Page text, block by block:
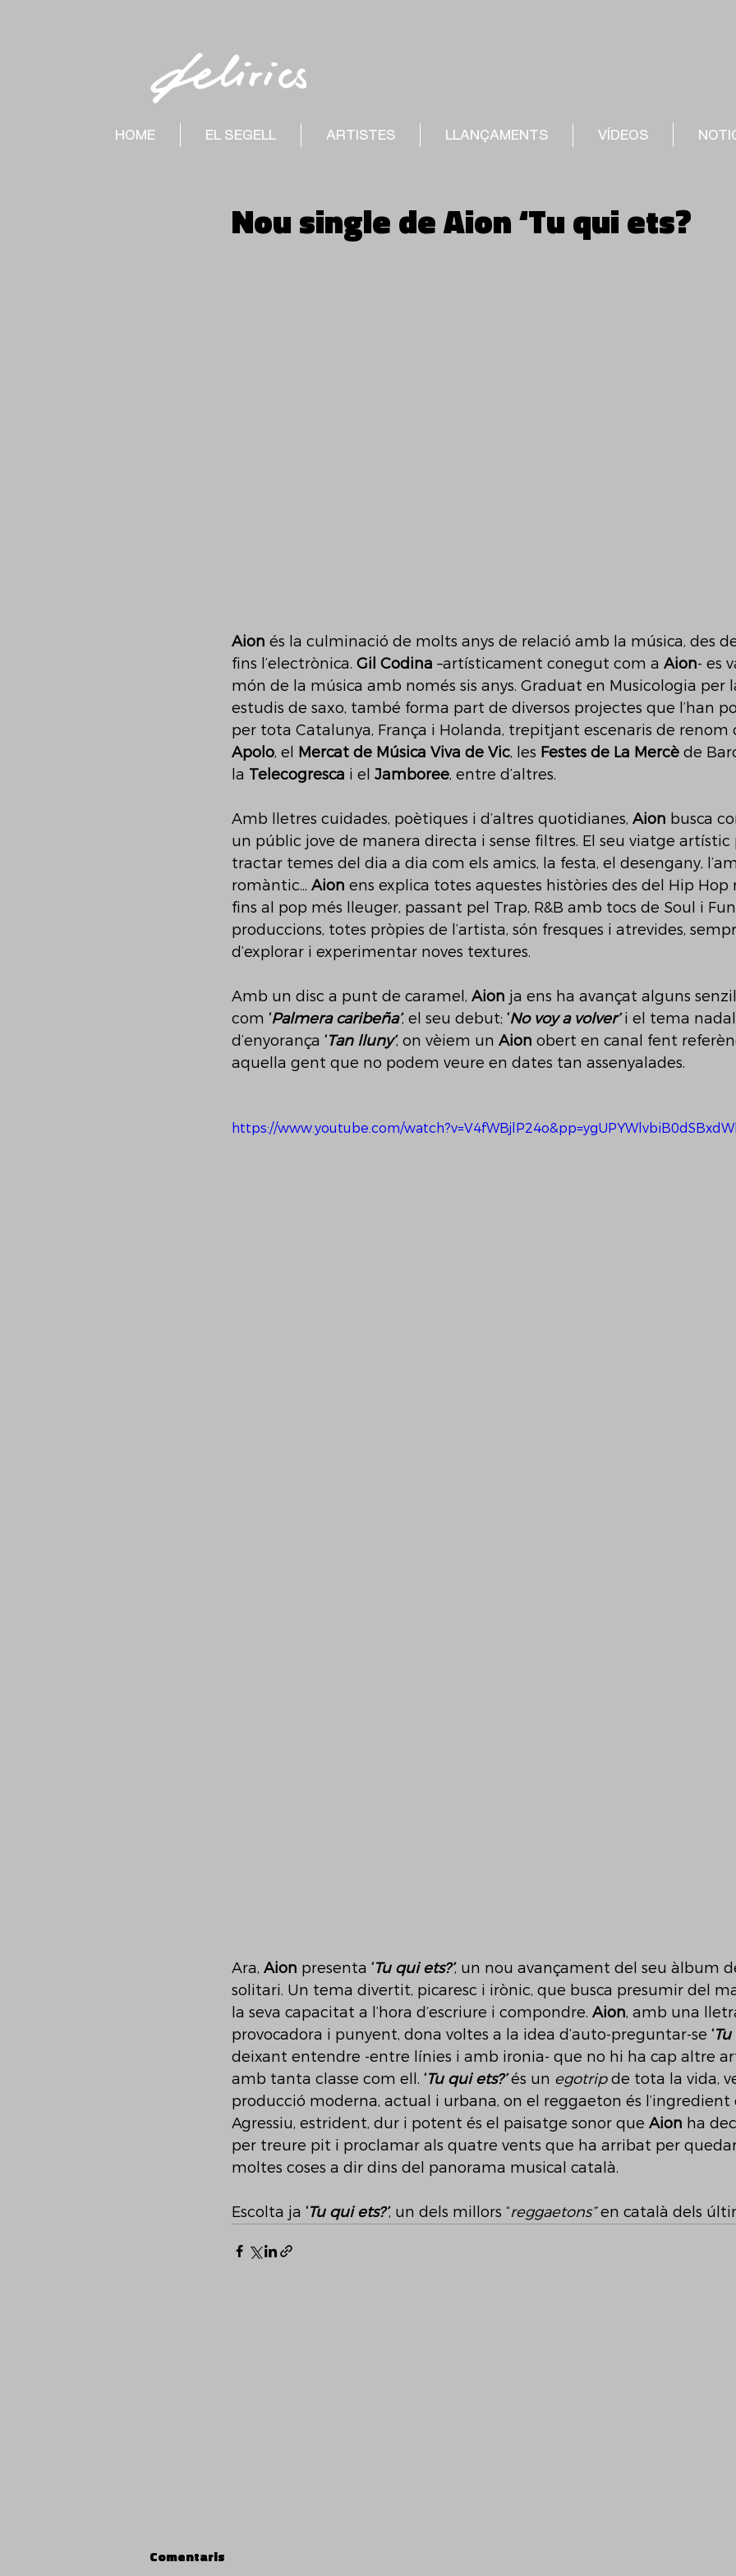
HOME EL SEGELL ARTISTES LLANÇAMENTS VÍDEOS
Nou single de Aion ‘Tu qui ets?
Aion és la culminació de molts anys de relació amb la música, des
fins l’electrònica. Gil Codina –artísticament conegut com a Aion- es
món de la música amb només sis anys. Graduat en Musicologia per
estudis de saxo, també forma part de diversos projectes que l’han
per tota Catalunya, França i Holanda, trepitjant escenaris de renom
Apolo, el Mercat de Música Viva de Vic, les Festes de La Mercè de
la Telecogresca i el Jamboree, entre d’altres.
Amb lletres cuidades, poètiques i d’altres quotidianes, Aion busca
un públic jove de manera directa i sense filtres. El seu viatge artístic
tractar temes del dia a dia com els amics, la festa, el desengany,
romàntic... Aion ens explica totes aquestes històries des del Hip Hop
fins al pop més lleuger, passant pel Trap, R&B amb tocs de Soul i
produccions, totes pròpies de l’artista, són fresques i atrevides,
d’explorar i experimentar noves textures.
Amb un disc a punt de caramel, Aion ja ens ha avançat alguns
com ‘Palmera caribeña’, el seu debut; ‘No voy a volver’ i el tema
d’enyorança ‘Tan lluny’, on vèiem un Aion obert en canal fent
aquella gent que no podem veure en dates tan assenyalades.
https://www.youtube.com/
Ara, Aion presenta ‘Tu qui ets?’, un nou avançament del seu àlbum
solitari. Un tema divertit, picaresc i irònic, que busca presumir del
la seva capacitat a l’hora d’escriure i compondre. Aion, amb una
provocadora i punyent, dona voltes a la idea d’auto-preguntar-se ‘
deixant entendre -entre línies i amb ironia- que no hi ha cap altre
amb tanta classe com ell. ‘Tu qui ets?’ és un egotrip de tota la vida,
producció moderna, actual i urbana, on el reggaeton és l’ingredient
Agressiu, estrident, dur i potent és el paisatge sonor que Aion ha
per treure pit i proclamar als quatre vents que ha arribat per
moltes coses a dir dins del panorama musical català.
Escolta ja ‘Tu qui ets?’, un dels millors “reggaetons” en català dels
Comentaris